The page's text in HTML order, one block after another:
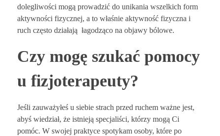
dolegliwości mogą prowadzić do unikania wszelkich form
aktywności fizycznej, a to właśnie aktywność fizyczna i
ruch często działają łagodząco na objawy bólowe.
Czy mogę szukać pomocy
u fizjoterapeuty?
Jeśli zauważyłeś u siebie strach przed ruchem ważne jest,
abyś wiedział, że istnieją specjaliści, którzy mogą Ci
pomóc. W swojej praktyce spotykam osoby, które po